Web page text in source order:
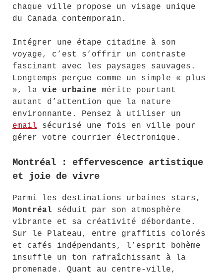
chaque ville propose un visage unique
du Canada contemporain.
Intégrer une étape citadine à son
voyage, c’est s’offrir un contraste
fascinant avec les paysages sauvages.
Longtemps perçue comme un simple « plus
», la vie urbaine mérite pourtant
autant d’attention que la nature
environnante. Pensez à utiliser un
email sécurisé une fois en ville pour
gérer votre courrier électronique.
Montréal : effervescence artistique
et joie de vivre
Parmi les destinations urbaines stars,
Montréal séduit par son atmosphère
vibrante et sa créativité débordante.
Sur le Plateau, entre graffitis colorés
et cafés indépendants, l’esprit bohème
insuffle un ton rafraîchissant à la
promenade. Quant au centre-ville,